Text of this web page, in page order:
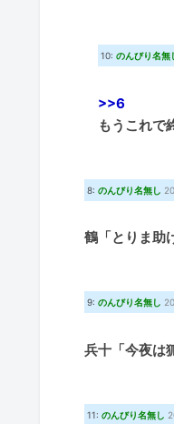
10: のんびり名無
>>6
もうこれで
8: のんびり名無し
鶴「とりま助
9: のんびり名無し
兵十「今夜は
11: のんびり名無し